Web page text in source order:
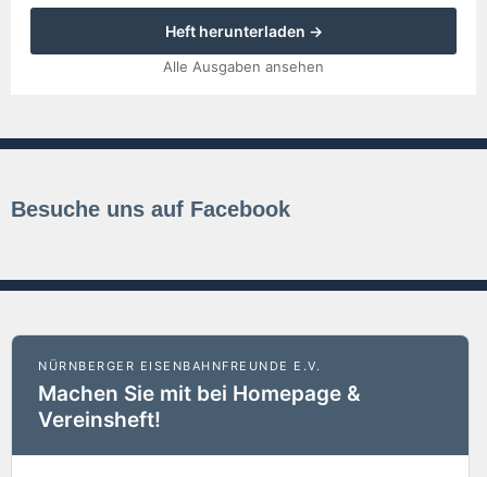
Heft herunterladen →
Alle Ausgaben ansehen
Besuche uns auf Facebook
NÜRNBERGER EISENBAHNFREUNDE E.V.
Machen Sie mit bei Homepage &
Vereinsheft!